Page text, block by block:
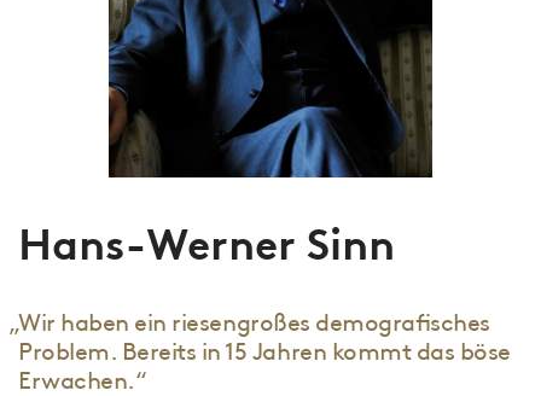
Hans-Werner Sinn
„Wir haben ein riesengroßes demografisches
Problem. Bereits in 15 Jahren kommt das böse
Erwachen.“